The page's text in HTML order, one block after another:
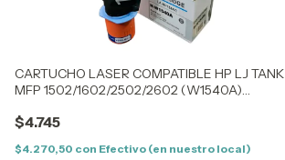
CARTUCHO LASER COMPATIBLE HP LJ TANK
MFP 1502/1602/2502/2602 (W1540A)
$4.745
$4.270,50 con Efectivo (en nuestro local)